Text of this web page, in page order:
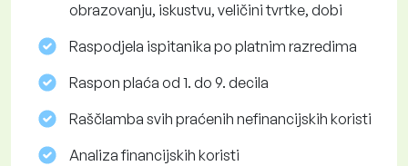
obrazovanju, iskustvu, veličini tvrtke, dobi
Raspodjela ispitanika po platnim razredima
Raspon plaća od 1. do 9. decila
Raščlamba svih praćenih nefinancijskih koristi
Analiza financijskih koristi